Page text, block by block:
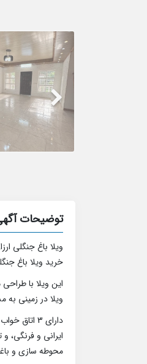
توضیحات
ویلا باغ جنگلی
خرید ویلا باغ
این ویلا با
ویلا در زمینی به مساحت 290 مترمربع و بنای 130 مترمربع به
ایرانی و فرنگی،
محوطه سازی و